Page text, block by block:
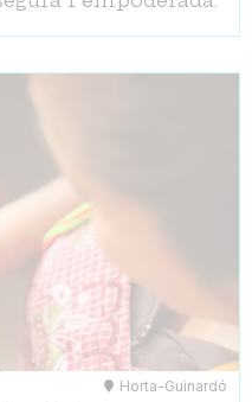
Horta-Guinardó